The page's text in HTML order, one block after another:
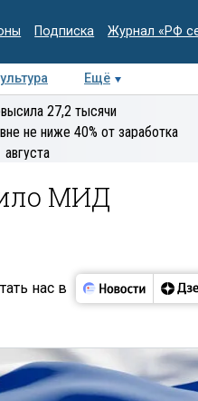
Подписка Журнал «РФ
Ещё
Колумнисты
27,2 тысячи
не ниже 40% от заработка
МИД
нас в